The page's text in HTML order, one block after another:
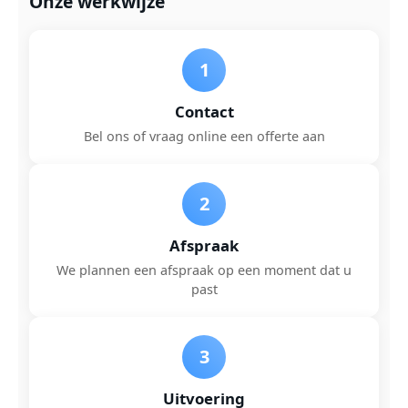
1
Contact
Bel ons of vraag online een offerte aan
2
Afspraak
We plannen een afspraak op een moment dat u
past
3
Uitvoering